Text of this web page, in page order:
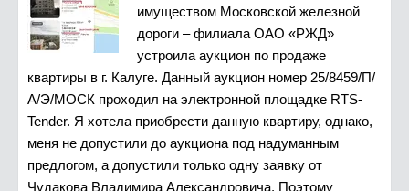
имуществом Московской железной
дороги – филиала ОАО «РЖД»
устроила аукцион по продаже
квартиры в г. Калуге. Данный аукцион номер 25/8459/П/
А/Э/МОСК проходил на электронной площадке RTS-
Tender. Я хотела приобрести данную квартиру, однако,
меня не допустили до аукциона под надуманным
предлогом, а допустили только одну заявку от
Чудакова Владимира Александровича. Поэтому